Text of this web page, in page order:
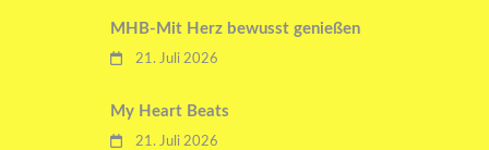
MHB-Mit Herz bewusst genießen
21. Juli 2026
My Heart Beats
21. Juli 2026